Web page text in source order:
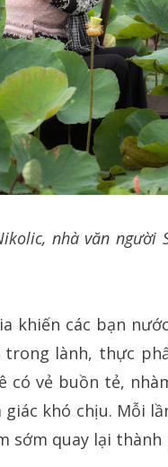
nhà văn người
khiến các bạn
trong lành, thực
có vẻ buồn tẻ,
giác khó chịu. Mỗi
sớm quay lại thành